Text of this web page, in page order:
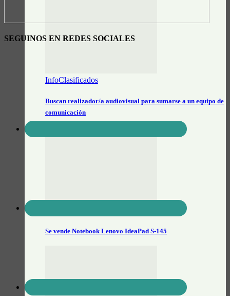
InfoClasificados
Buscan realizador/a audiovisual para sumarse a un equipo de
comunicación
Se vende Notebook Lenovo IdeaPad S-145
SEGUINOS EN REDES SOCIALES